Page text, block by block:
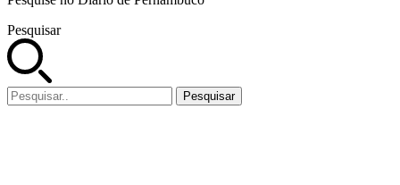
Pesquisar
Pesquisar